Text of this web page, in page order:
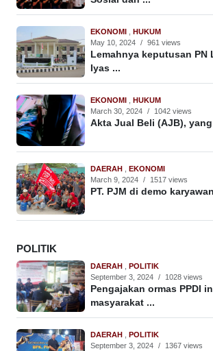
EKONOMI
HUKUM
May 10, 2024 / 961 views
Lemahnya keputusan PN
Iyas ...
EKONOMI
HUKUM
March 30, 2024 / 1042 views
Akta Jual Beli (AJB),
DAERAH
EKONOMI
March 9, 2024 / 1517 views
PT. PJM di demo
POLITIK
DAERAH
POLITIK
September 3, 2024 / 1028 views
Pengajakan ormas PPDI
masyarakat ...
DAERAH
POLITIK
September 3, 2024 / 1367 views